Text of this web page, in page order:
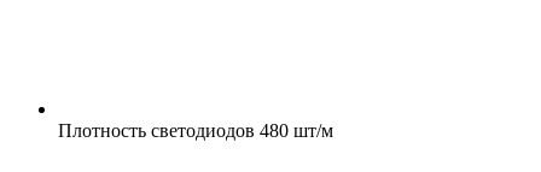
Плотность светодиодов 480 шт/м